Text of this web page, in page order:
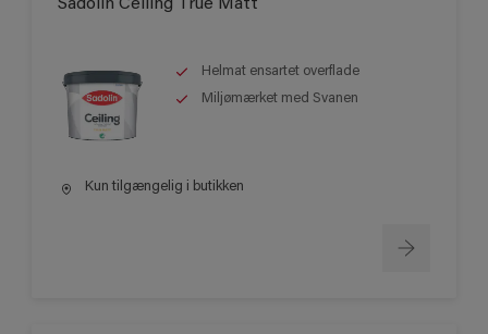
Sadolin Ceiling True Matt
Helmat ensartet overflade
Miljømærket med Svanen
Kun tilgængelig i butikken